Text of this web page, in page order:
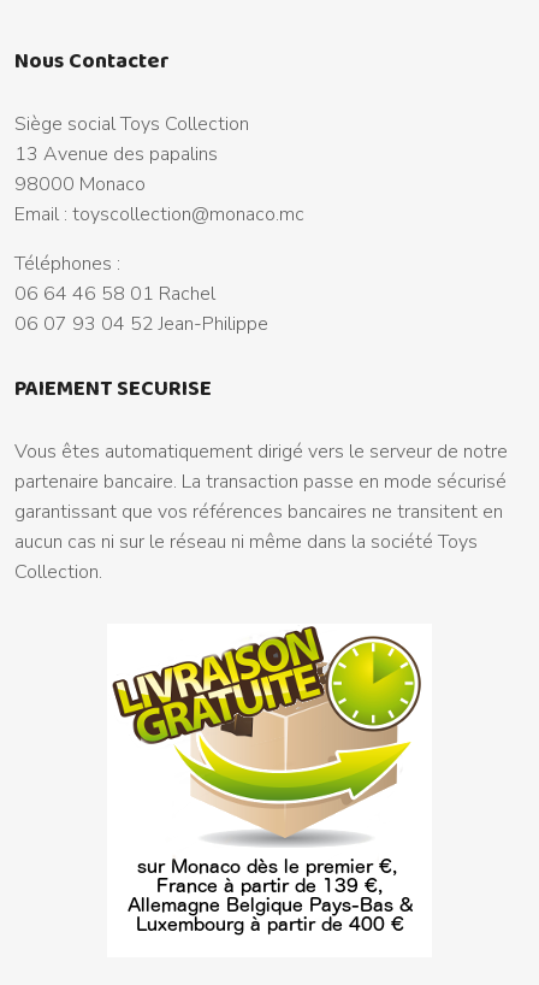
Nous Contacter
Siège social Toys Collection
13 Avenue des papalins
98000 Monaco
Email : toyscollection@monaco.mc
Téléphones :
06 64 46 58 01 Rachel
06 07 93 04 52 Jean-Philippe
PAIEMENT SECURISE
Vous êtes automatiquement dirigé vers le serveur de notre
partenaire bancaire. La transaction passe en mode sécurisé
garantissant que vos références bancaires ne transitent en
aucun cas ni sur le réseau ni même dans la société Toys
Collection.